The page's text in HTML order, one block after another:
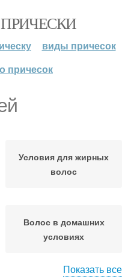
виды причесок
причесок
Условия для жирных
волос
Волос в домашних
условиях
Показать все